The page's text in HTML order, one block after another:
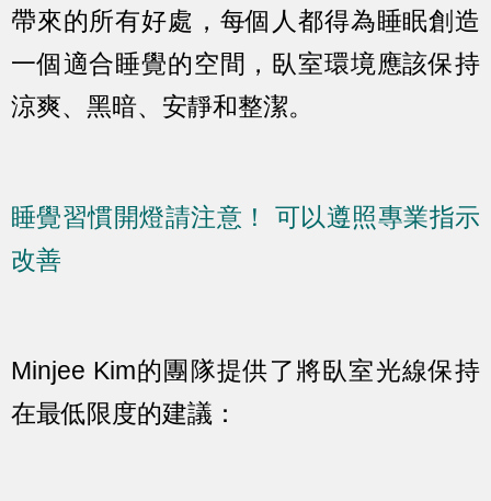
帶來的所有好處，每個人都得為睡眠創造
一個適合睡覺的空間，臥室環境應該保持
涼爽、黑暗、安靜和整潔。
睡覺習慣開燈請注意！ 可以遵照專業指示
改善
Minjee Kim的團隊提供了將臥室光線保持
在最低限度的建議：